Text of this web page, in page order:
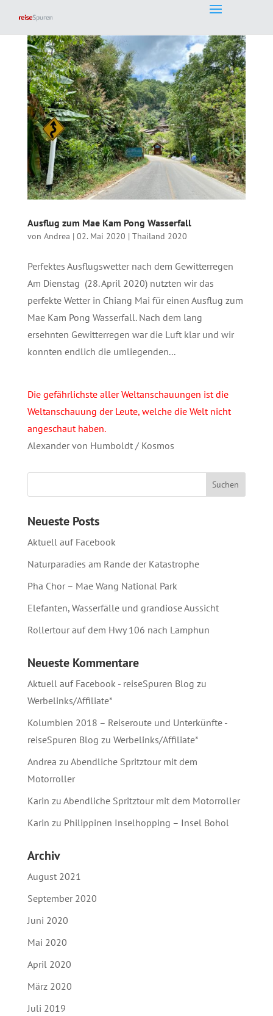
Ausflug zum Mae Kam Pong Wasserfall
von Andrea | 02. Mai 2020 | Thailand 2020
Perfektes Ausflugswetter nach dem Gewitterregen
Am Dienstag (28. April 2020) nutzten wir das
perfekte Wetter in Chiang Mai für einen Ausflug zum
Mae Kam Pong Wasserfall. Nach dem lang
ersehnten Gewitterregen war die Luft klar und wir
konnten endlich die umliegenden...
Die gefährlichste aller Weltanschauungen ist die
Weltanschauung der Leute, welche die Welt nicht
angeschaut haben.
Alexander von Humboldt / Kosmos
Neueste Posts
Aktuell auf Facebook
Naturparadies am Rande der Katastrophe
Pha Chor – Mae Wang National Park
Elefanten, Wasserfälle und grandiose Aussicht
Rollertour auf dem Hwy 106 nach Lamphun
Neueste Kommentare
Aktuell auf Facebook - reiseSpuren Blog zu
Werbelinks/Affiliate*
Kolumbien 2018 – Reiseroute und Unterkünfte -
reiseSpuren Blog zu Werbelinks/Affiliate*
Andrea zu Abendliche Spritztour mit dem
Motorroller
Karin zu Abendliche Spritztour mit dem Motorroller
Karin zu Philippinen Inselhopping – Insel Bohol
Archiv
August 2021
September 2020
Juni 2020
Mai 2020
April 2020
März 2020
Juli 2019